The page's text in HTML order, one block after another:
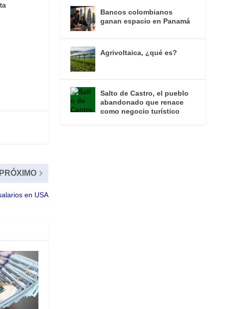
PRÓXIMO
en USA
Bancos colombianos
ganan espacio en Panamá
Agrivoltaica, ¿qué es?
Salto de Castro, el pueblo
abandonado que renace
como negocio turístico